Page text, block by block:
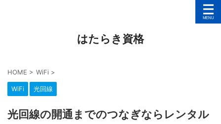
はたらき資格
HOME > WiFi >
WiFi 光回線
光回線の開通までのつなぎならレンタル